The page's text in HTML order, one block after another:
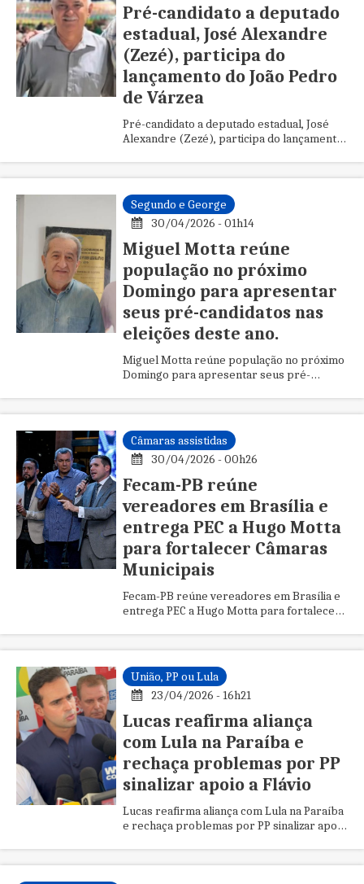
Pré-candidato a deputado
estadual, José Alexandre
(Zezé), participa do
lançamento do João Pedro
de Várzea
Pré-candidato a deputado estadual, José
Alexandre (Zezé), participa do lançamento
Segundo e George
30/04/2026 - 01h14
Miguel Motta reúne
população no próximo
Domingo para apresentar
seus pré-candidatos nas
eleições deste ano.
Miguel Motta reúne população no próximo
Domingo para apresentar seus pré-
Câmaras assistidas
30/04/2026 - 00h26
Fecam-PB reúne
vereadores em Brasília e
entrega PEC a Hugo Motta
para fortalecer Câmaras
Municipais
Fecam-PB reúne vereadores em Brasília e
entrega PEC a Hugo Motta para fortalecer
União, PP ou Lula
23/04/2026 - 16h21
Lucas reafirma aliança
com Lula na Paraíba e
rechaça problemas por PP
sinalizar apoio a Flávio
Lucas reafirma aliança com Lula na Paraíba
e rechaça problemas por PP sinalizar apoio